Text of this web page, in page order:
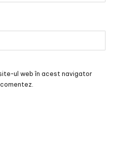
ul web în acest navigator